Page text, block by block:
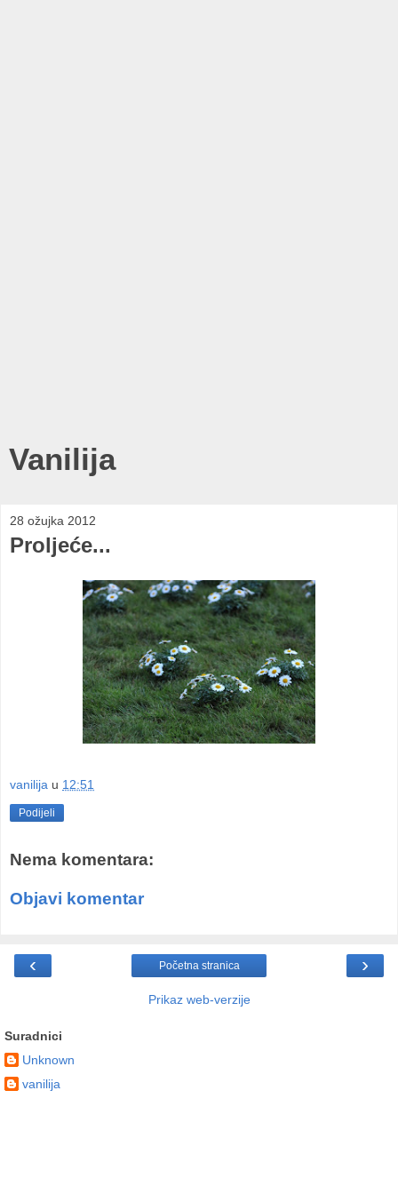
Vanilija
28 ožujka 2012
Proljeće...
vanilija u 12:51
Podijeli
Nema komentara:
Objavi komentar
‹ ›
Početna stranica
Prikaz web-verzije
Suradnici
Unknown
vanilija